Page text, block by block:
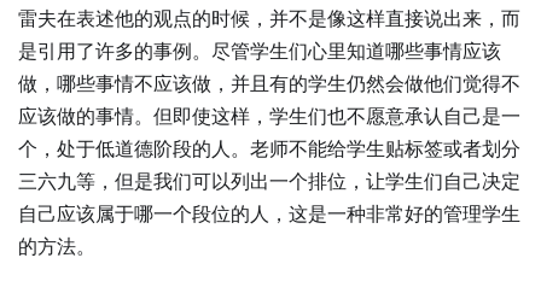
雷夫在表述他的观点的时候，并不是像这样直接说出来，而
是引用了许多的事例。尽管学生们心里知道哪些事情应该
做，哪些事情不应该做，并且有的学生仍然会做他们觉得不
应该做的事情。但即使这样，学生们也不愿意承认自己是一
个，处于低道德阶段的人。老师不能给学生贴标签或者划分
三六九等，但是我们可以列出一个排位，让学生们自己决定
自己应该属于哪一个段位的人，这是一种非常好的管理学生
的方法。